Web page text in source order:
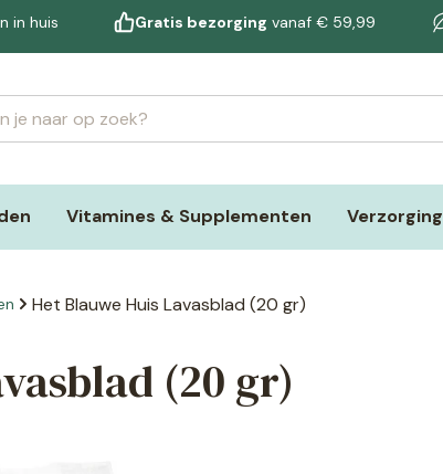
in huis Gratis bezorging vanaf € 59,99
Vitamines & Supplementen Verzorging
Het Blauwe Huis Lavasblad (20 gr)
(20 gr)